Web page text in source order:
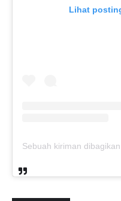
Lihat